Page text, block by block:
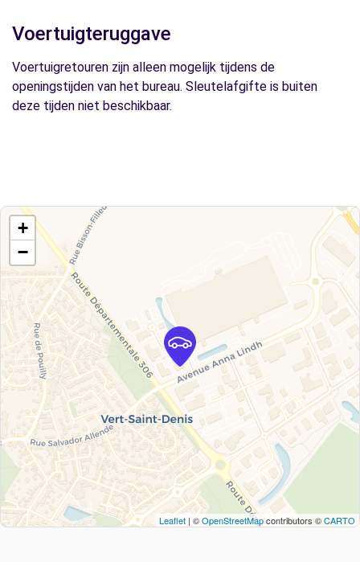
Voertuigteruggave
Voertuigretouren zijn alleen mogelijk tijdens de
openingstijden van het bureau. Sleutelafgifte is buiten
deze tijden niet beschikbaar.
+
−
Leaflet | ©OpenStreetMapcontributors ©CARTO